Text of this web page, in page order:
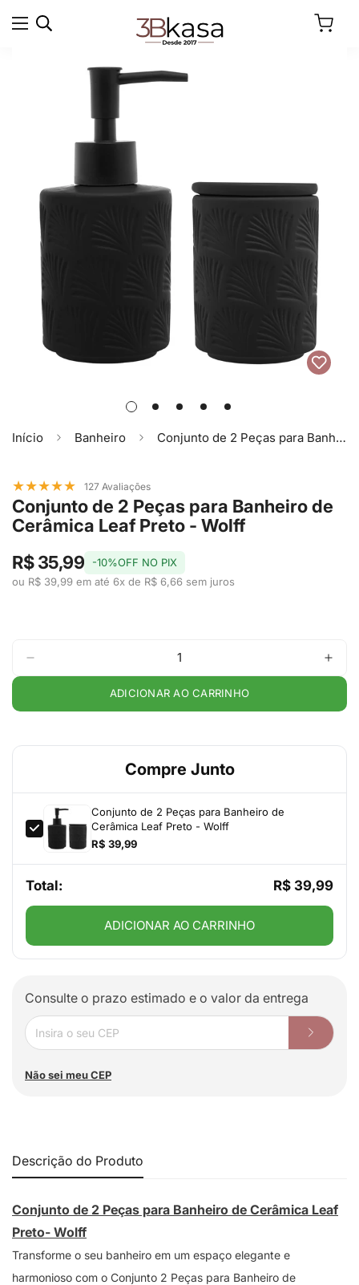
Início Banheiro Conjunto de 2 Peças para Banheiro de Cerâmica Leaf Preto - Wolff
★★★★★ 127 Avaliações
Conjunto de 2 Peças para Banheiro de
Cerâmica Leaf Preto - Wolff
R$ 35,99
-10%OFF NO PIX
ou R$ 39,99 em até 6x de R$ 6,66 sem juros
ADICIONAR AO CARRINHO
Compre Junto
Conjunto de 2 Peças para Banheiro de
Cerâmica Leaf Preto - Wolff
R$ 39,99
Total: R$ 39,99
ADICIONAR AO CARRINHO
Consulte o prazo estimado e o valor da entrega
Não sei meu CEP
Descrição do Produto
Conjunto de 2 Peças para Banheiro de Cerâmica Leaf
Preto- Wolff
Transforme o seu banheiro em um espaço elegante e
harmonioso com o Conjunto 2 Peças para Banheiro de